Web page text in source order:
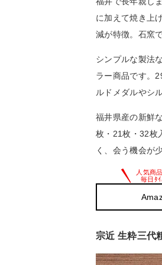
に加えて焼き上
減が特徴。石窯
シンプルな製法
ラー商品です。
ルドメダルやシ
福井県産の新鮮
枚・21枚・32枚
く、会う機会が
宗近 生粋三代